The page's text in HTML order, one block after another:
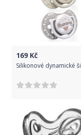
169 Kč